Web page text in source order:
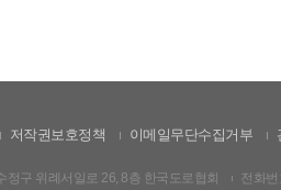
저작권보호정책 이메일무단수집거부
정구 위례서일로 26, 8층 한국도로협회
전화